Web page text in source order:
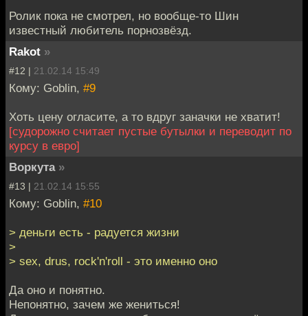
Ролик пока не смотрел, но вообще-то Шин
известный любитель порнозвёзд.
Rakot »
#12 | 21.02.14 15:49
Кому: Goblin, #9
Хоть цену огласите, а то вдруг заначки не хватит!
[судорожно считает пустые бутылки и переводит по
курсу в евро]
Воркута »
#13 | 21.02.14 15:55
Кому: Goblin, #10
> деньги есть - радуется жизни
>
> sex, drus, rock'n'roll - это именно оно
Да оно и понятно.
Непонятно, зачем же жениться!